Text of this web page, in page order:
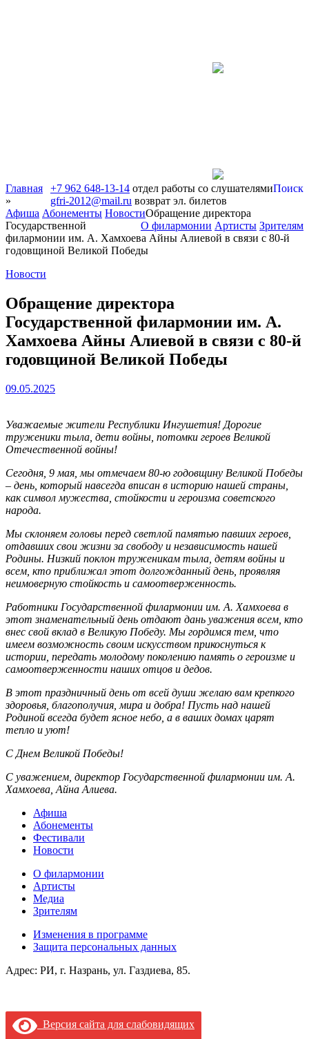
Поиск
+7 962 648-13-14 отдел работы со слушателями
gfri-2012@mail.ru возврат эл. билетов
Афиша Абонементы Новости
О филармонии Артисты Зрителям
Главная
»
Обращение директора
Государственной
филармонии им. А. Хамхоева Айны Алиевой в связи с 80-й
годовщиной Великой Победы
Новости
Обращение директора
Государственной филармонии им. А.
Хамхоева Айны Алиевой в связи с 80-й
годовщиной Великой Победы
09.05.2025
Уважаемые жители Республики Ингушетия! Дорогие
труженики тыла, дети войны, потомки героев Великой
Отечественной войны!
Сегодня, 9 мая, мы отмечаем 80-ю годовщину Великой Победы
– день, который навсегда вписан в историю нашей страны,
как символ мужества, стойкости и героизма советского
народа.
Мы склоняем головы перед светлой памятью павших героев,
отдавших свои жизни за свободу и независимость нашей
Родины. Низкий поклон труженикам тыла, детям войны и
всем, кто приближал этот долгожданный день, проявляя
неимоверную стойкость и самоотверженность.
Работники Государственной филармонии им. А. Хамхоева в
этот знаменательный день отдают дань уважения всем, кто
внес свой вклад в Великую Победу. Мы гордимся тем, что
имеем возможность своим искусством прикоснуться к
истории, передать молодому поколению память о героизме и
самоотверженности наших отцов и дедов.
В этот праздничный день от всей души желаю вам крепкого
здоровья, благополучия, мира и добра! Пусть над нашей
Родиной всегда будет ясное небо, а в ваших домах царят
тепло и уют!
С Днем Великой Победы!
С уважением, директор Государственной филармонии им. А.
Хамхоева, Айна Алиева.
Афиша
Абонементы
Фестивали
Новости
О филармонии
Артисты
Медиа
Зрителям
Изменения в программе
Защита персональных данных
Адрес: РИ, г. Назрань, ул. Газдиева, 85.
Версия сайта для слабовидящих